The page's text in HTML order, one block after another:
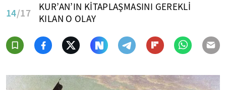
14/17
KUR’AN’IN KİTAPLAŞMASINI GEREKLİ
KILAN O OLAY